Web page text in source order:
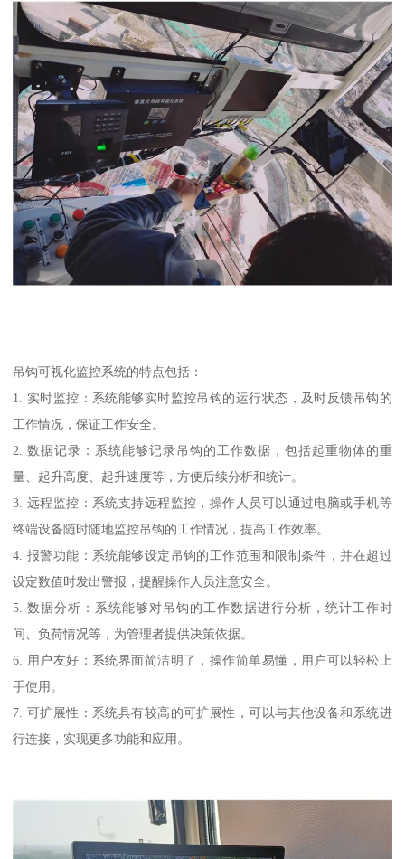
吊钩可视化监控系统的特点包括：
1. 实时监控：系统能够实时监控吊钩的运行状态，及时反馈吊钩的
工作情况，保证工作安全。
2. 数据记录：系统能够记录吊钩的工作数据，包括起重物体的重
量、起升高度、起升速度等，方便后续分析和统计。
3. 远程监控：系统支持远程监控，操作人员可以通过电脑或手机等
终端设备随时随地监控吊钩的工作情况，提高工作效率。
4. 报警功能：系统能够设定吊钩的工作范围和限制条件，并在超过
设定数值时发出警报，提醒操作人员注意安全。
5. 数据分析：系统能够对吊钩的工作数据进行分析，统计工作时
间、负荷情况等，为管理者提供决策依据。
6. 用户友好：系统界面简洁明了，操作简单易懂，用户可以轻松上
手使用。
7. 可扩展性：系统具有较高的可扩展性，可以与其他设备和系统进
行连接，实现更多功能和应用。